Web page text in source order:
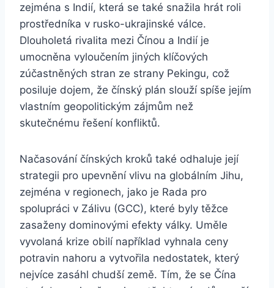
zejména s Indií, která se také snažila hrát roli
prostředníka v rusko-ukrajinské válce.
Dlouholetá rivalita mezi Čínou a Indií je
umocněna vyloučením jiných klíčových
zúčastněných stran ze strany Pekingu, což
posiluje dojem, že čínský plán slouží spíše jejím
vlastním geopolitickým zájmům než
skutečnému řešení konfliktů.
Načasování čínských kroků také odhaluje její
strategii pro upevnění vlivu na globálním Jihu,
zejména v regionech, jako je Rada pro
spolupráci v Zálivu (GCC), které byly těžce
zasaženy dominovými efekty války. Uměle
vyvolaná krize obilí například vyhnala ceny
potravin nahoru a vytvořila nedostatek, který
nejvíce zasáhl chudší země. Tím, že se Čína